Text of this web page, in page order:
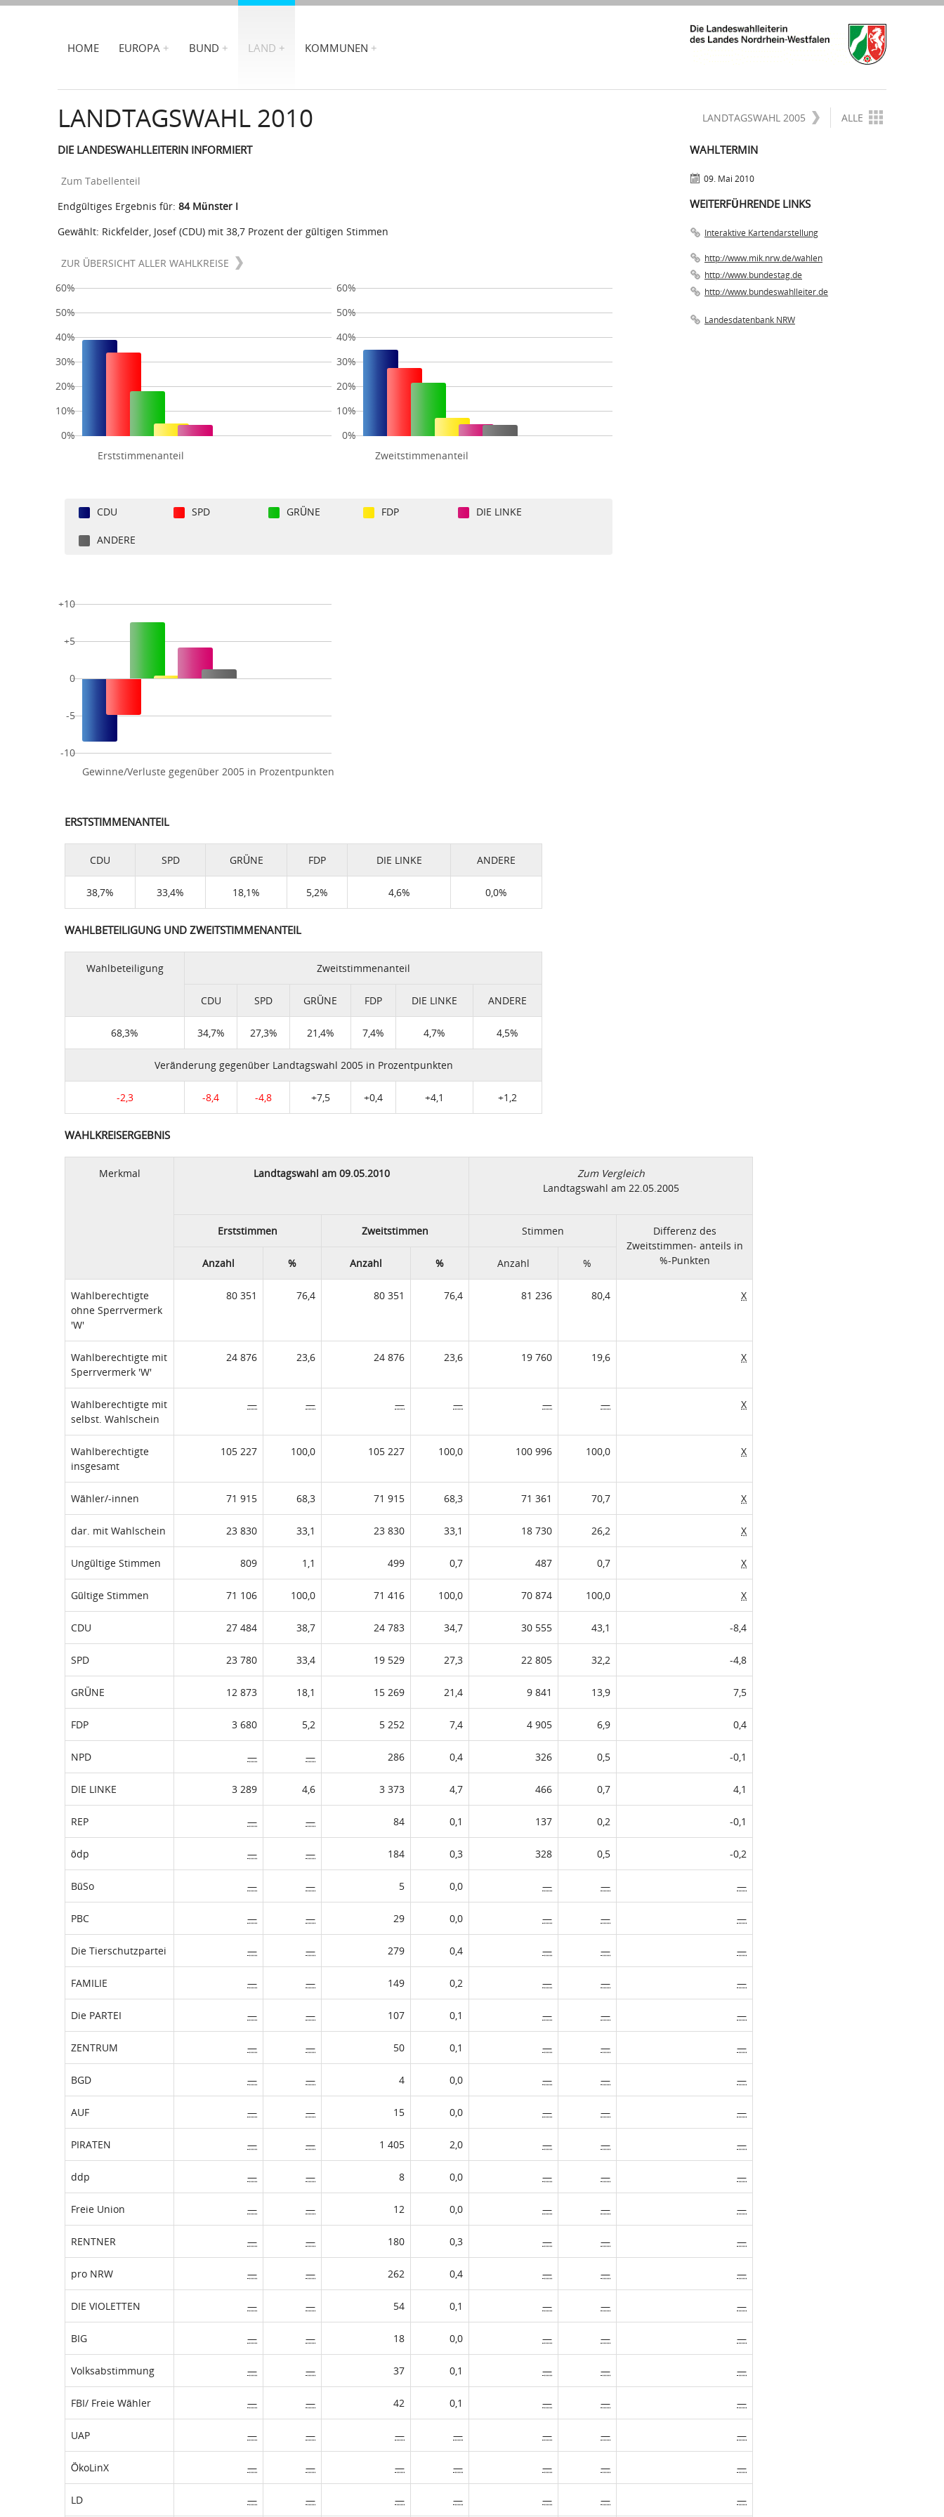
HOME EUROPA BUND LAND KOMMUNEN
LANDTAGSWAHL 2010 LANDTAGSWAHL 2005 ALLE
DIE LANDESWAHLLEITERIN INFORMIERT
Zum Tabellenteil
Endgültiges Ergebnis für: 84 Münster I
Gewählt: Rickfelder, Josef (CDU) mit 38,7 Prozent der gültigen Stimmen
ZUR ÜBERSICHT ALLER WAHLKREISE
Erststimmenanteil
60%
50%
40%
30%
20%
10%
0%
Zweitstimmenanteil
60%
50%
40%
30%
20%
10%
0%
CDU SPD GRÜNE FDP DIE LINKE
ANDERE
Gewinne/Verluste gegenüber 2005 in Prozentpunkten
+10
+5
0
-5
-10
ERSTSTIMMENANTEIL
CDU SPD GRÜNE FDP DIE LINKE ANDERE
38,7% 33,4% 18,1% 5,2% 4,6% 0,0%
WAHLBETEILIGUNG UND ZWEITSTIMMENANTEIL
Wahlbeteiligung Zweitstimmenanteil
CDU SPD GRÜNE FDP DIE LINKE ANDERE
68,3% 34,7% 27,3% 21,4% 7,4% 4,7% 4,5%
Veränderung gegenüber Landtagswahl 2005 in Prozentpunkten
-2,3 -8,4 -4,8 +7,5 +0,4 +4,1 +1,2
WAHLKREISERGEBNIS
Merkmal Landtagswahl am 09.05.2010
Zum Vergleich
Landtagswahl am 22.05.2005
Erststimmen Zweitstimmen Stimmen
Differenz des
Zweitstimmen- anteils in
%-Punkten
Anzahl % Anzahl % Anzahl %
Wahlberechtigte
ohne Sperrvermerk
'W'
80 351 76,4 80 351 76,4 81 236 80,4 X
Wahlberechtigte mit
Sperrvermerk 'W'
24 876 23,6 24 876 23,6 19 760 19,6 X
Wahlberechtigte mit
selbst. Wahlschein
— — — — — — X
Wahlberechtigte
insgesamt
105 227 100,0 105 227 100,0 100 996 100,0 X
Wähler/-innen 71 915 68,3 71 915 68,3 71 361 70,7 X
dar. mit Wahlschein 23 830 33,1 23 830 33,1 18 730 26,2 X
Ungültige Stimmen 809 1,1 499 0,7 487 0,7 X
Gültige Stimmen 71 106 100,0 71 416 100,0 70 874 100,0 X
CDU 27 484 38,7 24 783 34,7 30 555 43,1 -8,4
SPD 23 780 33,4 19 529 27,3 22 805 32,2 -4,8
GRÜNE 12 873 18,1 15 269 21,4 9 841 13,9 7,5
FDP 3 680 5,2 5 252 7,4 4 905 6,9 0,4
NPD — — 286 0,4 326 0,5 -0,1
DIE LINKE 3 289 4,6 3 373 4,7 466 0,7 4,1
REP — — 84 0,1 137 0,2 -0,1
ödp — — 184 0,3 328 0,5 -0,2
BüSo — — 5 0,0 — — —
PBC — — 29 0,0 — — —
Die Tierschutzpartei — — 279 0,4 — — —
FAMILIE — — 149 0,2 — — —
Die PARTEI — — 107 0,1 — — —
ZENTRUM — — 50 0,1 — — —
BGD — — 4 0,0 — — —
AUF — — 15 0,0 — — —
PIRATEN — — 1 405 2,0 — — —
ddp — — 8 0,0 — — —
Freie Union — — 12 0,0 — — —
RENTNER — — 180 0,3 — — —
pro NRW — — 262 0,4 — — —
DIE VIOLETTEN — — 54 0,1 — — —
BIG — — 18 0,0 — — —
Volksabstimmung — — 37 0,1 — — —
FBI/ Freie Wähler — — 42 0,1 — — —
UAP — — — — — — —
ÖkoLinX — — — — — — —
LD — — — — — — —
WAHLTERMIN
09. Mai 2010
WEITERFÜHRENDE LINKS
Interaktive Kartendarstellung
http://www.mik.nrw.de/wahlen
http://www.bundestag.de
http://www.bundeswahlleiter.de
Landesdatenbank NRW